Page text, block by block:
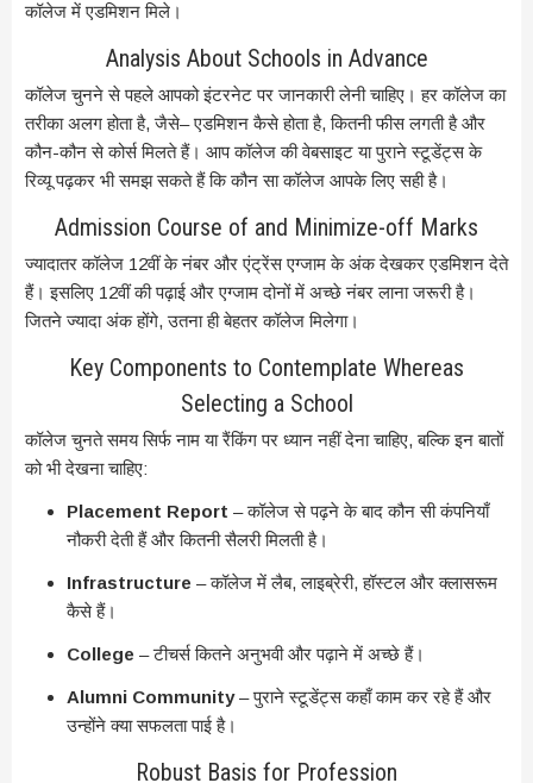
कॉलेज में एडमिशन मिले।
Analysis About Schools in Advance
कॉलेज चुनने से पहले आपको इंटरनेट पर जानकारी लेनी चाहिए। हर कॉलेज का
तरीका अलग होता है, जैसे– एडमिशन कैसे होता है, कितनी फीस लगती है और
कौन-कौन से कोर्स मिलते हैं। आप कॉलेज की वेबसाइट या पुराने स्टूडेंट्स के
रिव्यू पढ़कर भी समझ सकते हैं कि कौन सा कॉलेज आपके लिए सही है।
Admission Course of and Minimize-off Marks
ज्यादातर कॉलेज 12वीं के नंबर और एंट्रेंस एग्जाम के अंक देखकर एडमिशन देते
हैं। इसलिए 12वीं की पढ़ाई और एग्जाम दोनों में अच्छे नंबर लाना जरूरी है।
जितने ज्यादा अंक होंगे, उतना ही बेहतर कॉलेज मिलेगा।
Key Components to Contemplate Whereas
Selecting a School
कॉलेज चुनते समय सिर्फ नाम या रैंकिंग पर ध्यान नहीं देना चाहिए, बल्कि इन बातों
को भी देखना चाहिए:
Placement Report – कॉलेज से पढ़ने के बाद कौन सी कंपनियाँ
नौकरी देती हैं और कितनी सैलरी मिलती है।
Infrastructure – कॉलेज में लैब, लाइब्रेरी, हॉस्टल और क्लासरूम
कैसे हैं।
College – टीचर्स कितने अनुभवी और पढ़ाने में अच्छे हैं।
Alumni Community– पुराने स्टूडेंट्स कहाँ काम कर रहे हैं और
उन्होंने क्या सफलता पाई है।
Robust Basis for Profession